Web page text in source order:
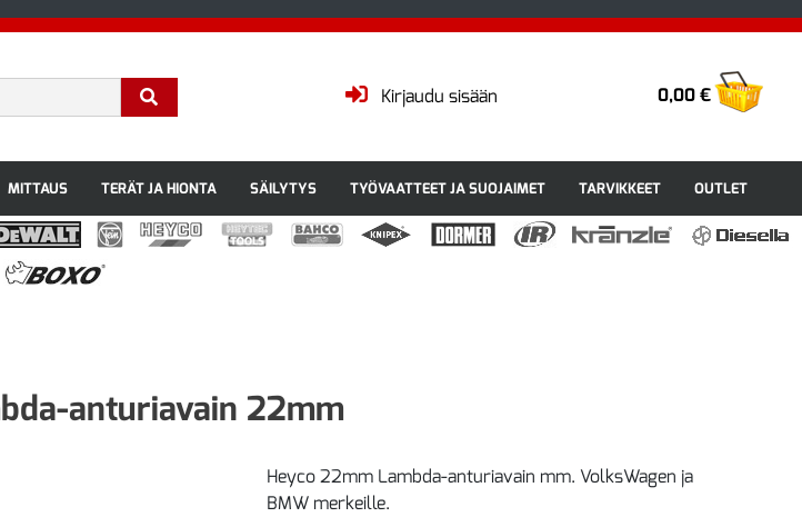
0,00 €
Kirjaudu sisään
MITTAUS TERÄT JA HIONTA SÄILYTYS TYÖVAATTEET JA SUOJAIMET TARVIKKEET OUTLET
anturiavain 22mm
Heyco 22mm Lambda-anturiavain mm. VolksWagen ja
BMW merkeille.